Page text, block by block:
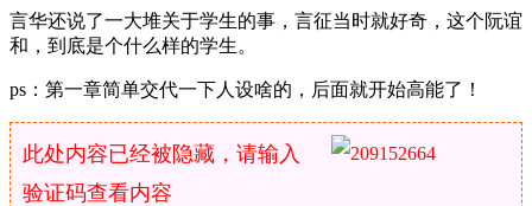
言华还说了一大堆关于学生的事，言征当时就好奇，这个阮谊
和，到底是个什么样的学生。
ps：第一章简单交代一下人设啥的，后面就开始高能了！
此处内容已经被隐藏，请输入
验证码查看内容